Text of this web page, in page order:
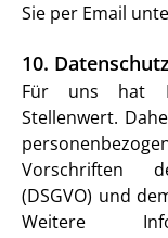
Sie per Email
10. Datenschutz
Für uns hat
Stellenwert.
Vorschriften
(DSGVO) und
Weitere